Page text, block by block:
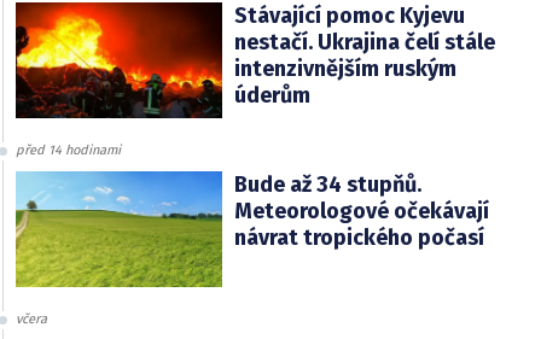
Stávající pomoc Kyjevu
nestačí. Ukrajina čelí stále
intenzivnějším ruským
úderům
před 14 hodinami
Bude až 34 stupňů.
Meteorologové očekávají
návrat tropického počasí
včera